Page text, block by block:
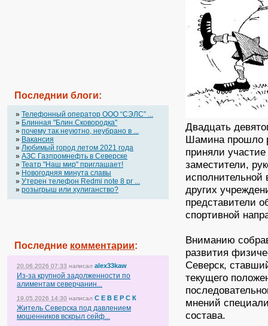
Последнии блоги:
» Телефонный оператор OOO “СЭЛС” ...
» Блинная "Блин.Сковородка"
» почему так неуютно, неубрано в ...
» Вакансия
» Любимый город летом 2021 года
» АЗС Газпромнефть в Северске
» Театр "Наш мир" приглашает!
» Новогодняя минута славы
» Утерен телефон Redmi note 8 pr ...
» розыгрыш или хулиганство?
Последние комментарии:
20.06.2026 07:33 написал alex33kaw
Из-за крупной задолженности по
алиментам северчанин...
19.05.2026 14:30 написал С Е В Е Р С К
Житель Северска под давлением
мошенников вскрыл сейф...
Двадцать
Шамина прошло
приняли
заместители,
исполнительной
других
представители
спортивной
Вниманию
развития
Северск,
текущего
мнений
состава.